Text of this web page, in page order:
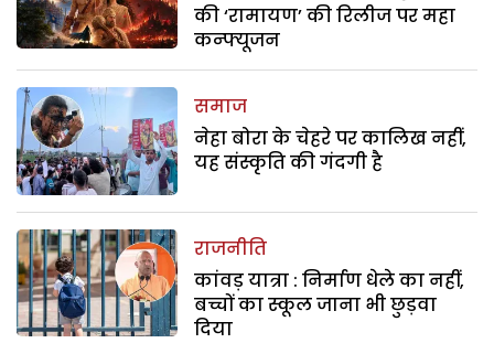
की ‘रामायण’ की रिलीज पर महा
कन्फ्यूजन
समाज
नेहा बोरा के चेहरे पर कालिख नहीं,
यह संस्कृति की गंदगी है
राजनीति
कांवड़ यात्रा : निर्माण धेले का नहीं,
बच्चों का स्कूल जाना भी छुड़वा
दिया